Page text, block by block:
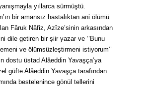
yıllarca sürmüştü.
bir amansız hastalıktan ani ölümü
Fâruk Nâfiz, Azîze’sinin arkasından
dile getiren bir şiir yazar ve ‘’Bunu
ve ölümsüzleştirmeni istiyorum’’
dostu üstad Alâeddin Yavaşça’ya
güfte Alâeddin Yavaşça tarafından
bestelenince gönül tellerini